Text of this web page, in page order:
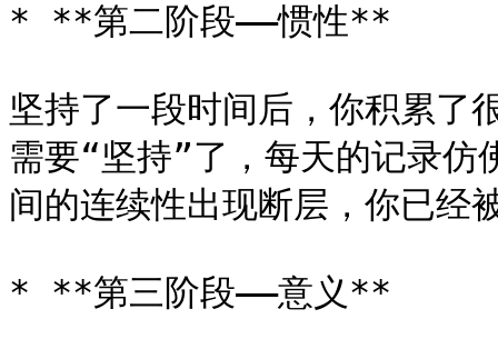
* **第二阶段——惯性**
坚持了一段时间后，你积累了
需要“坚持”了，每天的记录仿
间的连续性出现断层，你已经
* **第三阶段——意义**